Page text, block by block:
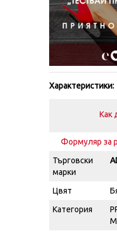
Характеристики:
Как
Формуляр за
Търговски
марки
Цвят
Категория